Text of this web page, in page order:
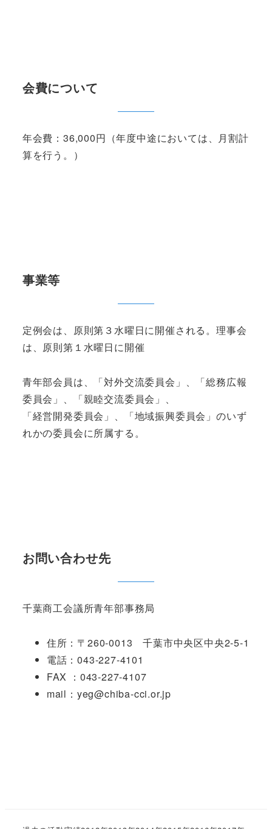
会費について
年会費：36,000円（年度中途においては、月割計
算を行う。）
事業等
定例会は、原則第３水曜日に開催される。理事会
は、原則第１水曜日に開催
青年部会員は、「対外交流委員会」、「総務広報
委員会」、「親睦交流委員会」、
「経営開発委員会」、「地域振興委員会」のいず
れかの委員会に所属する。
お問い合わせ先
千葉商工会議所青年部事務局
住所：〒260-0013 千葉市中央区中央2-5-1
電話：043-227-4101
FAX ：043-227-4107
mail：yeg@chiba-cci.or.jp